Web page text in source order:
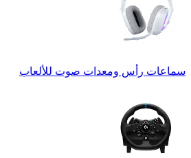
سماعات رأس ومعدات صوت للألعاب